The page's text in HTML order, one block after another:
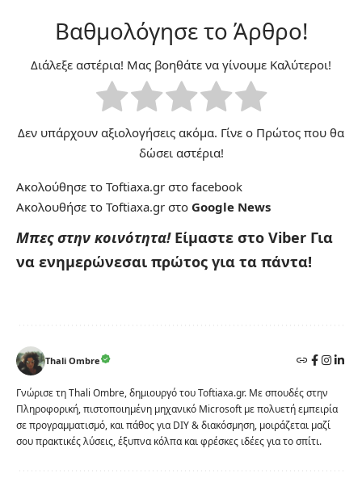
Βαθμολόγησε το Άρθρο!
Διάλεξε αστέρια! Μας βοηθάτε να γίνουμε Καλύτεροι!
Δεν υπάρχουν αξιολογήσεις ακόμα. Γίνε ο Πρώτος που θα
δώσει αστέρια!
Ακολούθησε το Toftiaxa.gr στο facebook
Ακολουθήσε το Toftiaxa.gr στο Google News
Μπες στην κοινότητα! Είμαστε στο Viber Για
να ενημερώνεσαι πρώτος για τα πάντα!
Thali Ombre
Γνώρισε τη Thali Ombre, δημιουργό του Toftiaxa.gr. Με σπουδές στην
Πληροφορική, πιστοποιημένη μηχανικό Microsoft με πολυετή εμπειρία
σε προγραμματισμό, και πάθος για DIY & διακόσμηση, μοιράζεται μαζί
σου πρακτικές λύσεις, έξυπνα κόλπα και φρέσκες ιδέες για το σπίτι.